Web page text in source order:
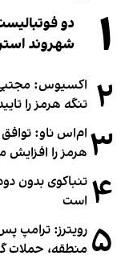
۱
شهروند
۲ اکسیوس: مجتبی
تنگه هرمز را
۳ ام‌اس ناو: توافق
هرمز را افزایش
۴ تنباکوی بدون
است
۵ رویترز: ترامپ
منطقه، حملات